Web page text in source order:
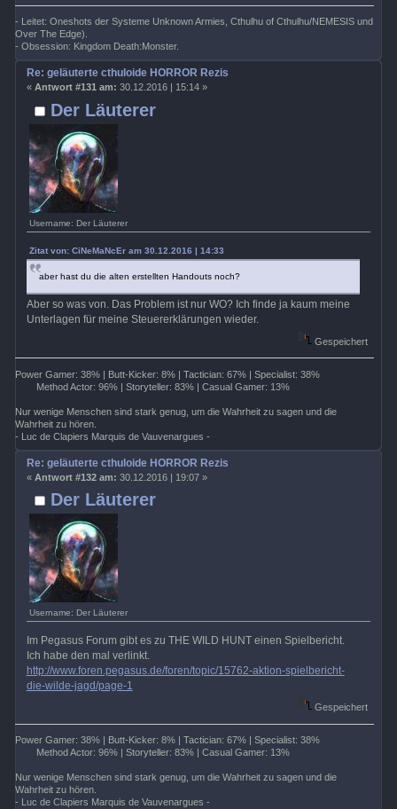
- Leitet: Oneshots der Systeme Unknown Armies, Cthulhu of Cthulhu/NEMESIS und
Over The Edge).
- Obsession: Kingdom Death:Monster.
Der Läuterer
Username: Der Läuterer
Re: geläuterte cthuloide HORROR Rezis
« Antwort #131 am: 30.12.2016 | 15:14 »
Zitat von: CiNeMaNcEr am 30.12.2016 | 14:33
aber hast du die alten erstellten Handouts noch?
Aber so was von. Das Problem ist nur WO? Ich finde ja kaum meine
Unterlagen für meine Steuererklärungen wieder.
Gespeichert
Power Gamer: 38% | Butt-Kicker: 8% | Tactician: 67% | Specialist: 38%
Method Actor: 96% | Storyteller: 83% | Casual Gamer: 13%
Nur wenige Menschen sind stark genug, um die Wahrheit zu sagen und die
Wahrheit zu hören.
- Luc de Clapiers Marquis de Vauvenargues -
Der Läuterer
Username: Der Läuterer
Re: geläuterte cthuloide HORROR Rezis
« Antwort #132 am: 30.12.2016 | 19:07 »
Im Pegasus Forum gibt es zu THE WILD HUNT einen Spielbericht.
Ich habe den mal verlinkt.
http://www.foren.pegasus.de/foren/topic/15762-aktion-spielbericht-
die-wilde-jagd/page-1
Gespeichert
Power Gamer: 38% | Butt-Kicker: 8% | Tactician: 67% | Specialist: 38%
Method Actor: 96% | Storyteller: 83% | Casual Gamer: 13%
Nur wenige Menschen sind stark genug, um die Wahrheit zu sagen und die
Wahrheit zu hören.
- Luc de Clapiers Marquis de Vauvenargues -